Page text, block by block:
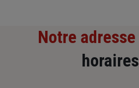
Notre adresse
horaires